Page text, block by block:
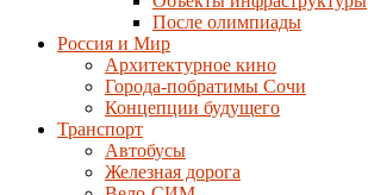
После олимпиады
Россия и Мир
Архитектурное кино
Города-побратимы Сочи
Концепции будущего
Транспорт
Автобусы
Железная дорога